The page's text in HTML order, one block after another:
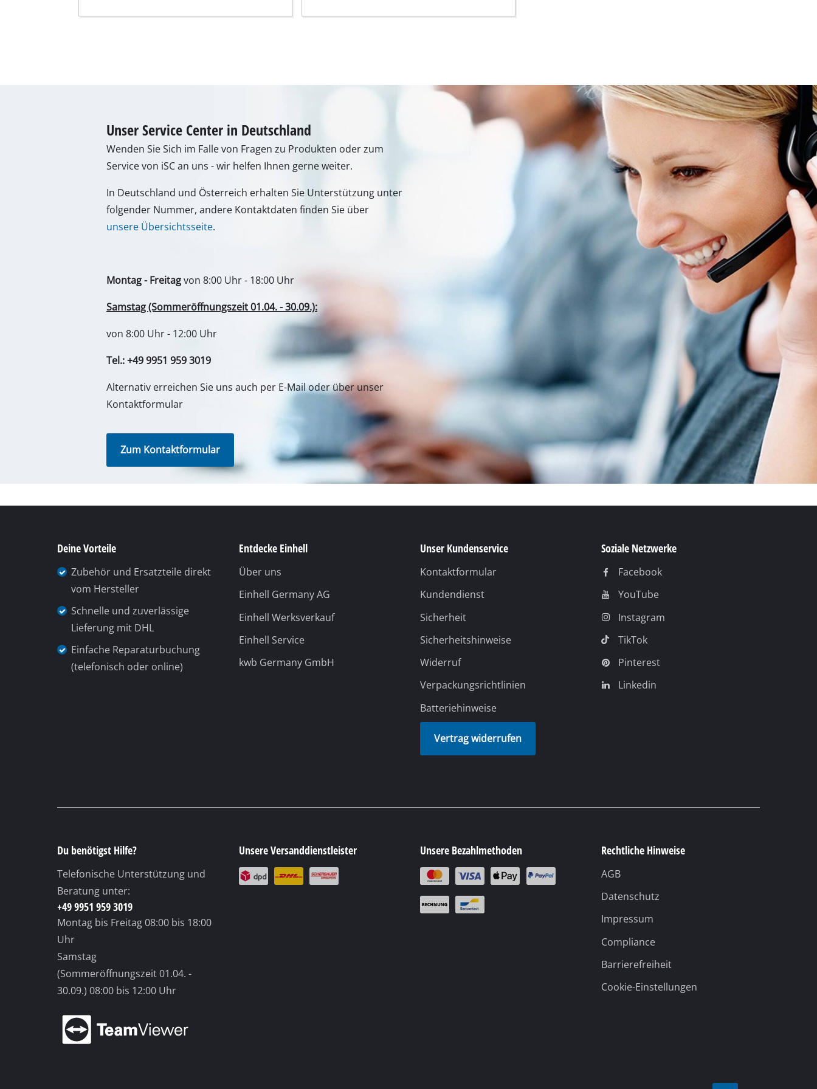
Druckluftgeräte
Auto-Kompressoren
Multifunktionswerkzeuge
Lampen
Autotechnik
Laser / Messgeräte
Farbsprühgeräte
Stromerzeuger
Poliermaschinen
Schweißgeräte
Sonstige Geräte
Klimageräte
Luftentfeuchter
Hochdruckreiniger
Laubsauger
Laubbläser
Sägekettenschärfgeräte
Kehrmaschinen
Unser Service Center in Deutschland
Wenden Sie Sich im Falle von Fragen zu Produkten oder zum
Service von iSC an uns - wir helfen Ihnen gerne weiter.
In Deutschland und Österreich erhalten Sie Unterstützung unter
folgender Nummer, andere Kontaktdaten finden Sie über
unsere Übersichtsseite.
Montag - Freitagvon 8:00 Uhr - 18:00 Uhr
Samstag (Sommeröffnungszeit 01.04. - 30.09.):
von 8:00 Uhr - 12:00 Uhr
Tel.: +49 9951 959 3019
Alternativ erreichen Sie uns auch per E-Mail oder über unser
Kontaktformular
Zum Kontaktformular
Deine Vorteile
Zubehör und Ersatzteile direkt
vom Hersteller
Schnelle und zuverlässige
Lieferung mit DHL
Einfache Reparaturbuchung
(telefonisch oder online)
Entdecke Einhell
Über uns
Einhell Germany AG
Einhell Werksverkauf
Einhell Service
kwb Germany GmbH
Unser Kundenservice
Kontaktformular
Kundendienst
Sicherheit
Sicherheitshinweise
Widerruf
Verpackungsrichtlinien
Batteriehinweise
Vertrag widerrufen
Soziale Netzwerke
Facebook
YouTube
Instagram
TikTok
Pinterest
Linkedin
Du benötigst Hilfe?
Telefonische Unterstützung und
Beratung unter:
+49 9951 959 3019
Montag bis Freitag08:00 bis 18:00
Uhr
Samstag
(Sommeröffnungszeit 01.04. -
30.09.) 08:00 bis 12:00 Uhr
Unsere Versanddienstleister Unsere Bezahlmethoden Rechtliche Hinweise
AGB
Datenschutz
Impressum
Compliance
Barrierefreiheit
Cookie-Einstellungen